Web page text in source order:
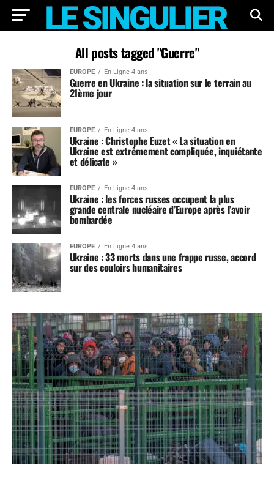
All posts tagged "Guerre"
EUROPE En Ligne 4 ans
Guerre en Ukraine : la situation sur le terrain au
21ème jour
EUROPE En Ligne 4 ans
Ukraine : Christophe Euzet « La situation en
Ukraine est extrêmement compliquée, inquiétante
et délicate »
EUROPE En Ligne 4 ans
Ukraine : les forces russes occupent la plus
grande centrale nucléaire d’Europe après l’avoir
bombardée
EUROPE En Ligne 4 ans
Ukraine : 33 morts dans une frappe russe, accord
sur des couloirs humanitaires